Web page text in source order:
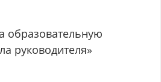
образовательную
руководителя»